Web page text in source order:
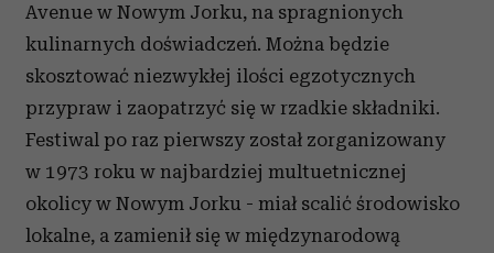
Avenue w Nowym Jorku, na spragnionych
kulinarnych doświadczeń. Można będzie
skosztować niezwykłej ilości egzotycznych
przypraw i zaopatrzyć się w rzadkie składniki.
Festiwal po raz pierwszy został zorganizowany
w 1973 roku w najbardziej multuetnicznej
okolicy w Nowym Jorku - miał scalić środowisko
lokalne, a zamienił się w międzynarodową